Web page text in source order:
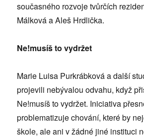
současného rozvoje tvůrčích
Málková a Aleš Hrdlička.
Ne!musíš to vydržet
Marie Luisa Purkrábková a další
projevili nebývalou odvahu, když
Ne!musíš to vydržet. Iniciativa
problematizuje chování, které by
škole, ale ani v žádné jiné instituci